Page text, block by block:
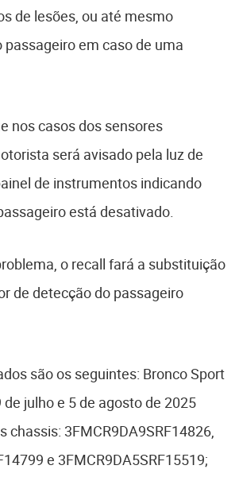
de lesões, ou até mesmo
em caso de uma
nos casos dos sensores
será avisado pela luz de
de instrumentos indicando
está desativado.
o recall fará a substituição
de detecção do passageiro
são os seguintes: Bronco Sport
julho e 5 de agosto de 2025
chassis: 3FMCR9DA9SRF14826,
e 3FMCR9DA5SRF15519;